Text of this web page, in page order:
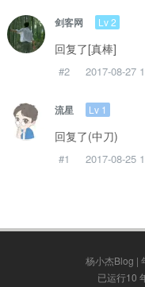
剑客网 Lv 2
回复了[真棒]
#2 2017-08-27
流星 Lv 1
回复了(中刀)
#1 2017-08-25
杨小杰Blog |
已运行10